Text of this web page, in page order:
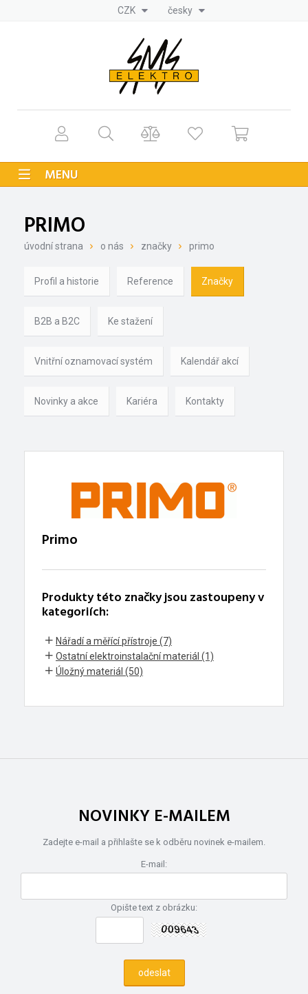
CZK česky
MENU
PRIMO
úvodní strana o nás značky primo
Profil a historie Reference Značky
B2B a B2C Ke stažení
Vnitřní oznamovací systém Kalendář akcí
Novinky a akce Kariéra Kontakty
Primo
Produkty této značky jsou zastoupeny v
kategoriích:
Nářadí a měřící přístroje (7)
Ostatní elektroinstalační materiál (1)
Úložný materiál (50)
NOVINKY E-MAILEM
Zadejte e-mail a přihlašte se k odběru novinek e-mailem.
E-mail:
Opište text z obrázku: